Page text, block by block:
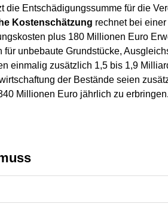
die Entschädigungssumme für die
Kostenschätzung rechnet bei
plus 180 Millionen Euro
unbebaute Grundstücke,
einmalig zusätzlich 1,5 bis 1,9
der Bestände seien
Millionen Euro jährlich zu erbringen.